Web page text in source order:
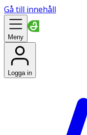
Gå till innehåll
Meny
Logga in